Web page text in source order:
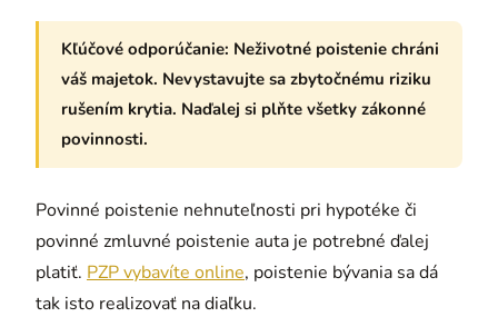
Kľúčové odporúčanie: Neživotné poistenie chráni
váš majetok. Nevystavujte sa zbytočnému riziku
rušením krytia. Naďalej si plňte všetky zákonné
povinnosti.
Povinné poistenie nehnuteľnosti pri hypotéke či
povinné zmluvné poistenie auta je potrebné ďalej
platiť. PZP vybavíte online, poistenie bývania sa dá
tak isto realizovať na diaľku.